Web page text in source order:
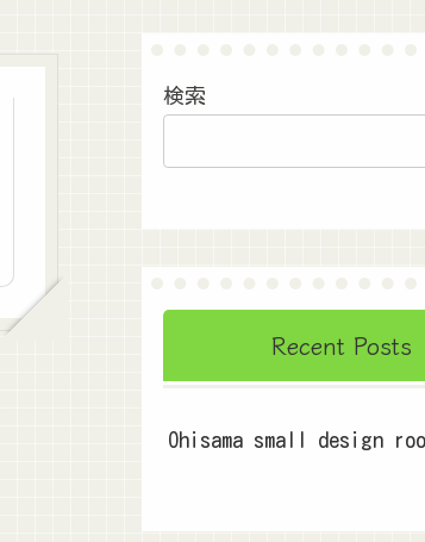
検索
Recent Posts
Ohisama small design